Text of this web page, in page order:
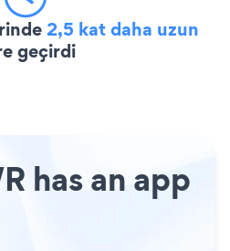
2,5 kat daha uzun
geçirdi
has an app